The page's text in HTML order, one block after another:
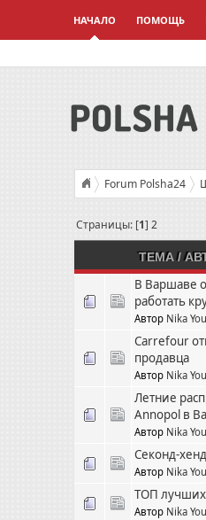
НАЧАЛО ПОМОЩЬ
Forum Polsha24
Страницы: [1] 2
ТЕМА/
В Варшаве
работать
Автор Nika
Carrefour
продавца
Автор Nika
Летние
Annopol в
Автор Nika
Секонд-
Автор Nika
ТОП
Автор Nika